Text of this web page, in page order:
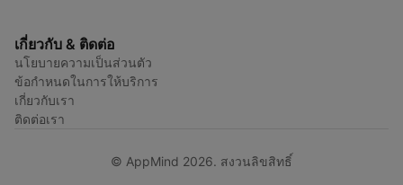
เกี่ยวกับ & ติดต่อ
นโยบายความเป็นส่วนตัว
ข้อกำหนดในการให้บริการ
เกี่ยวกับเรา
ติดต่อเรา
© AppMind 2026. สงวนลิขสิทธิ์